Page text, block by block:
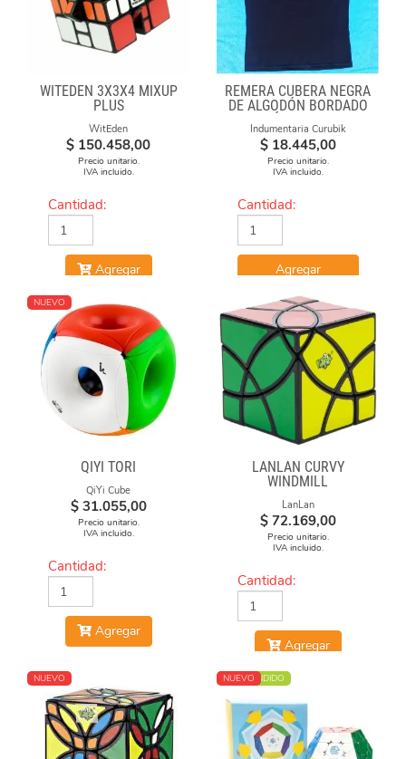
WITEDEN 3X3X4 MIXUP
PLUS
WitEden
$ 150.458,00
Precio unitario.
IVA incluido.
Cantidad:
Agregar
REMERA CUBERA NEGRA
DE ALGODÓN BORDADO
"FÓRMULAS"
Indumentaria Curubik
$ 18.445,00
Precio unitario.
IVA incluido.
Cantidad:
Agregar
NUEVO
QIYI TORI
QiYi Cube
$ 31.055,00
Precio unitario.
IVA incluido.
Cantidad:
Agregar
LANLAN CURVY
WINDMILL
LanLan
$ 72.169,00
Precio unitario.
IVA incluido.
Cantidad:
Agregar
NUEVO MÁS VENDIDO
NUEVO